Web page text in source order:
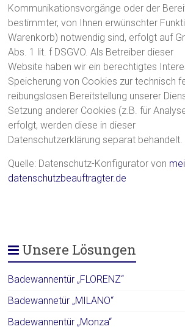
Kommunikationsvorgänge oder der
bestimmter, von Ihnen erwünschter
Warenkorb) notwendig sind, erfolgt auf
Abs. 1 lit. f DSGVO. Als Betreiber dieser
Website haben wir ein berechtigtes
Speicherung von Cookies zur technisch
reibungslosen Bereitstellung unserer
Setzung anderer Cookies (z.B. für
erfolgt, werden diese in dieser
Datenschutzerklärung separat behandelt.
Quelle: Datenschutz-Konfigurator von
datenschutzbeauftragter.de
Unsere Lösungen
Badewannentür „FLORENZ“
Badewannetür „MILANO“
Badewannentür „Monza“